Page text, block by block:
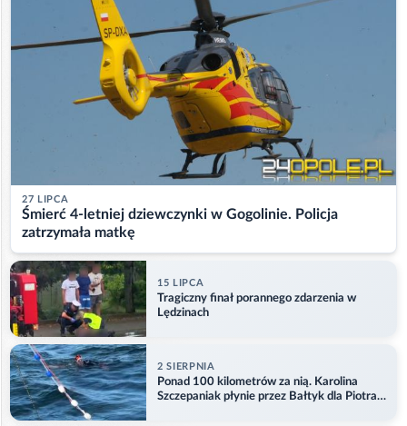
27 LIPCA
Śmierć 4-letniej dziewczynki w Gogolinie. Policja
zatrzymała matkę
15 LIPCA
Tragiczny finał porannego zdarzenia w
Lędzinach
2 SIERPNIA
Ponad 100 kilometrów za nią. Karolina
Szczepaniak płynie przez Bałtyk dla Piotra.